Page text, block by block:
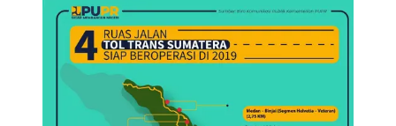
Infografis 4 Ruas Jalan Tol Trans Sumatera Siap
Beroperasi Pertengahan 2019.